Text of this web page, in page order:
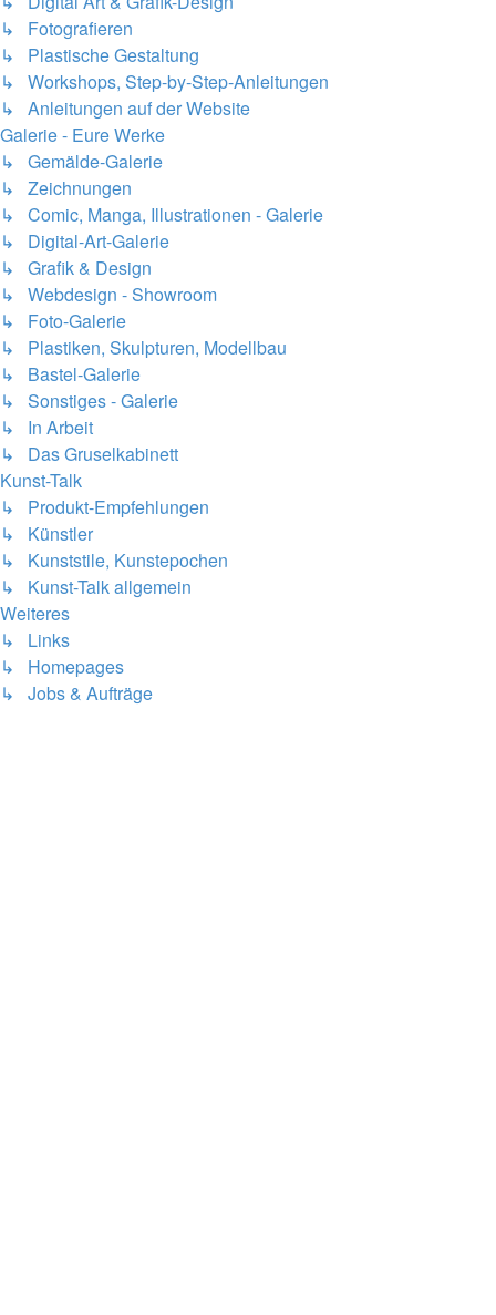
↳ Fotografieren
↳ Plastische Gestaltung
↳ Workshops, Step-by-Step-Anleitungen
↳ Anleitungen auf der Website
Galerie - Eure Werke
↳ Gemälde-Galerie
↳ Zeichnungen
↳ Comic, Manga, Illustrationen - Galerie
↳ Digital-Art-Galerie
↳ Grafik & Design
↳ Webdesign - Showroom
↳ Foto-Galerie
↳ Plastiken, Skulpturen, Modellbau
↳ Bastel-Galerie
↳ Sonstiges - Galerie
↳ In Arbeit
↳ Das Gruselkabinett
Kunst-Talk
↳ Produkt-Empfehlungen
↳ Künstler
↳ Kunststile, Kunstepochen
↳ Kunst-Talk allgemein
Weiteres
↳ Links
↳ Homepages
↳ Jobs & Aufträge